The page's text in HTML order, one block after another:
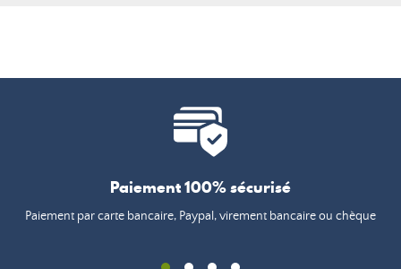
Paiement 100% sécurisé
Paiement par carte bancaire, Paypal, virement bancaire ou chèque